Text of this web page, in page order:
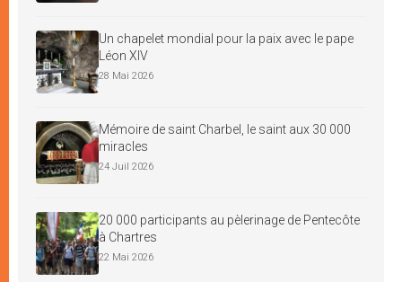
Un chapelet mondial pour la paix avec le pape
Léon XIV
28 Mai 2026
Mémoire de saint Charbel, le saint aux 30 000
miracles
24 Juil 2026
20 000 participants au pèlerinage de Pentecôte
à Chartres
22 Mai 2026